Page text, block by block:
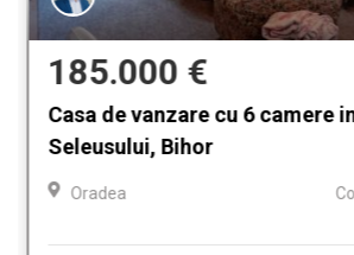
185.000 €
Casa de vanzare cu 6 camere
Seleusului, Bihor
Oradea